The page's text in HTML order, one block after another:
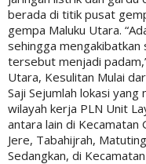
berada di titik pusat
gempa Maluku Utara.
sehingga
tersebut menjadi
Utara, Kesulitan Mulai
Saji Sejumlah lokasi
wilayah kerja PLN Unit
antara lain di
Jere, Tabahijrah,
Sedangkan, di